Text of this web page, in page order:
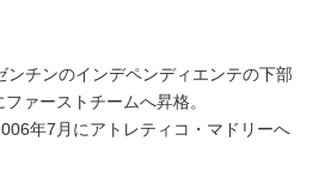
チンのインデペンディエンテの下部
ァーストチームへ昇格。
年7月にアトレティコ・マドリーへ